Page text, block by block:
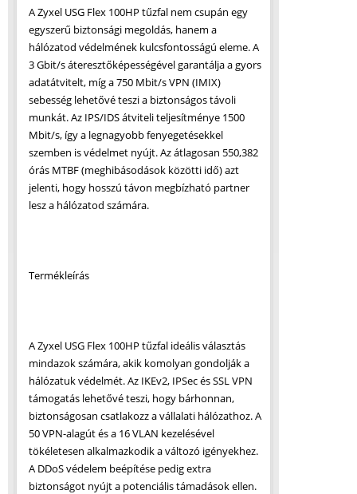
A Zyxel USG Flex 100HP tűzfal nem csupán egy
egyszerű biztonsági megoldás, hanem a
hálózatod védelmének kulcsfontosságú eleme. A
3 Gbit/s áteresztőképességével garantálja a gyors
adatátvitelt, míg a 750 Mbit/s VPN (IMIX)
sebesség lehetővé teszi a biztonságos távoli
munkát. Az IPS/IDS átviteli teljesítménye 1500
Mbit/s, így a legnagyobb fenyegetésekkel
szemben is védelmet nyújt. Az átlagosan 550,382
órás MTBF (meghibásodások közötti idő) azt
jelenti, hogy hosszú távon megbízható partner
lesz a hálózatod számára.
Termékleírás
A Zyxel USG Flex 100HP tűzfal ideális választás
mindazok számára, akik komolyan gondolják a
hálózatuk védelmét. Az IKEv2, IPSec és SSL VPN
támogatás lehetővé teszi, hogy bárhonnan,
biztonságosan csatlakozz a vállalati hálózathoz. A
50 VPN-alagút és a 16 VLAN kezelésével
tökéletesen alkalmazkodik a változó igényekhez.
A DDoS védelem beépítése pedig extra
biztonságot nyújt a potenciális támadások ellen.